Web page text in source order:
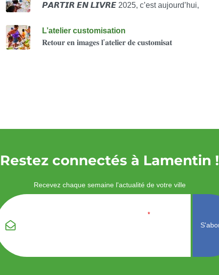
𝙋𝘼𝙍𝙏𝙄𝙍 𝙀𝙉 𝙇𝙄𝙑𝙍𝙀 2025, c’est aujourd’hui,
L’atelier customisation
𝐑𝐞𝐭𝐨𝐮𝐫 𝐞𝐧 𝐢𝐦𝐚𝐠𝐞𝐬 𝐥’𝐚𝐭𝐞𝐥𝐢𝐞𝐫 𝐝𝐞 𝐜𝐮𝐬𝐭𝐨𝐦𝐢𝐬𝐚𝐭
Restez connectés à Lamentin !
Recevez chaque semaine l'actualité de votre ville
*